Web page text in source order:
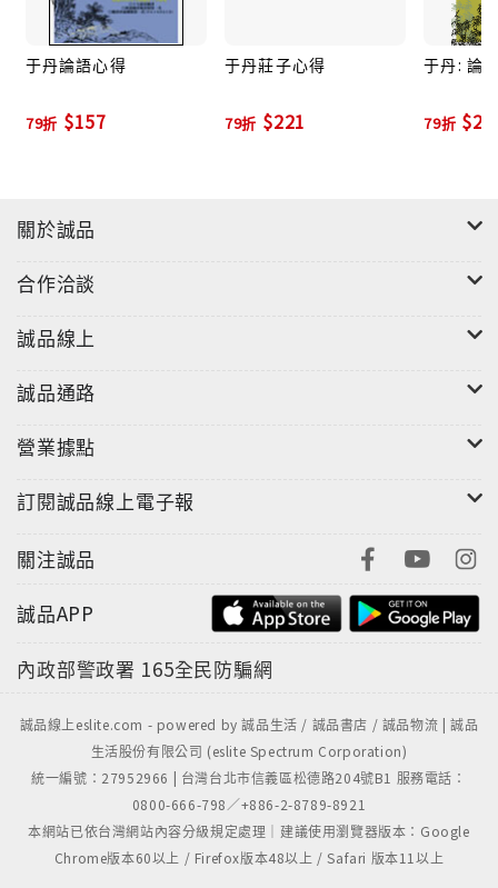
于丹論語心得
79折 $157
于丹莊子心得
79折 $221
于丹: 論
79折
關於誠品
合作洽談
誠品線上
誠品通路
營業據點
訂閱誠品線上電子報
關注誠品
誠品APP
內政部警政署 165全民防騙網
誠品線上eslite.com - powered by 誠品生活 / 誠品書店 / 誠品物流 | 誠品
生活股份有限公司 (eslite Spectrum Corporation)
統一編號：27952966 | 台灣台北市信義區松德路204號B1 服務電話：
0800-666-798／+886-2-8789-8921
本網站已依台灣網站內容分級規定處理｜建議使用瀏覽器版本：Google
Chrome版本60以上 / Firefox版本48以上 / Safari 版本11以上